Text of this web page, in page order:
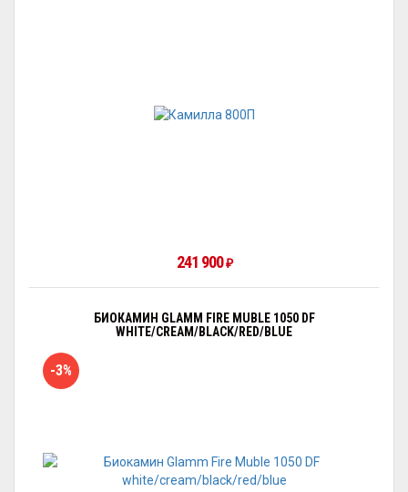
241 900 ₽
БИОКАМИН GLAMM FIRE MUBLE 1050 DF
WHITE/CREAM/BLACK/RED/BLUE
-3%